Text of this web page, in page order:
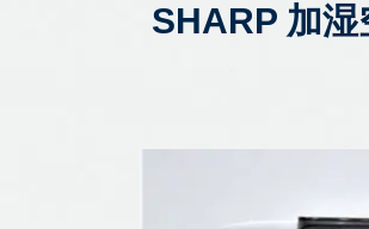
SHARP 加